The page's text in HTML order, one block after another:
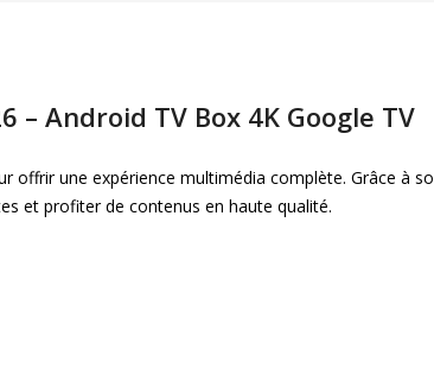
– Android TV Box 4K Google TV
offrir une expérience multimédia complète. Grâce à
et profiter de contenus en haute qualité.